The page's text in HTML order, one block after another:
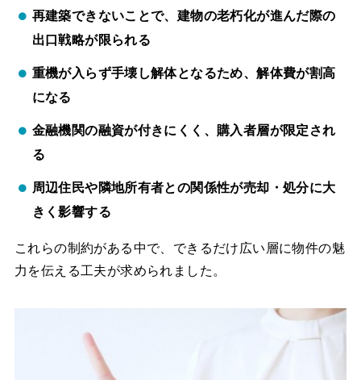
再建築できないことで、建物の老朽化が進んだ際の
出口戦略が限られる
重機が入らず手壊し解体となるため、解体費が割高
になる
金融機関の融資が付きにくく、購入者層が限定され
る
周辺住民や隣地所有者との関係性が売却・処分に大
きく影響する
これらの制約がある中で、できるだけ広い層に物件の魅
力を伝える工夫が求められました。